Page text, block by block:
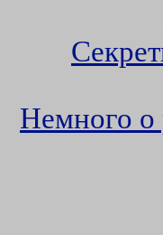
Немного о